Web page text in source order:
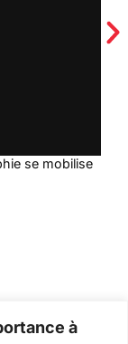
à
se mobilise